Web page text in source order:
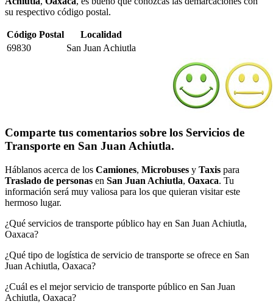
su respectivo código postal.
Código Postal
Localidad
69830
San Juan Achiutla
Comparte tus comentarios sobre los Servicios de
Transporte en San Juan Achiutla.
Háblanos acerca de los Camiones, Microbuses y Taxis para
Traslado de personas en San Juan Achiutla, Oaxaca. Tu
información será muy valiosa para los que quieran visitar este
hermoso lugar.
¿Qué servicios de transporte público hay en San Juan Achiutla,
Oaxaca?
¿Qué tipo de logística de servicio de transporte se ofrece en San
Juan Achiutla, Oaxaca?
¿Cuál es el mejor servicio de transporte público en San Juan
Achiutla, Oaxaca?